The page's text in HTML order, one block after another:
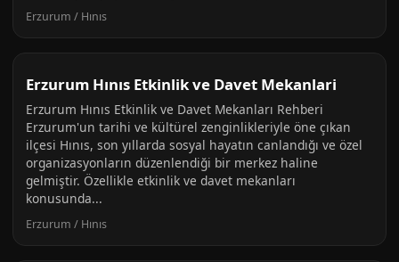
Erzurum / Hınıs
Erzurum Hınıs Etkinlik ve Davet Mekanlari
Erzurum Hınıs Etkinlik ve Davet Mekanları Rehberi
Erzurum'un tarihi ve kültürel zenginlikleriyle öne çıkan
ilçesi Hınıs, son yıllarda sosyal hayatın canlandığı ve özel
organizasyonların düzenlendiği bir merkez haline
gelmiştir. Özellikle etkinlik ve davet mekanları
konusunda...
Erzurum / Hınıs